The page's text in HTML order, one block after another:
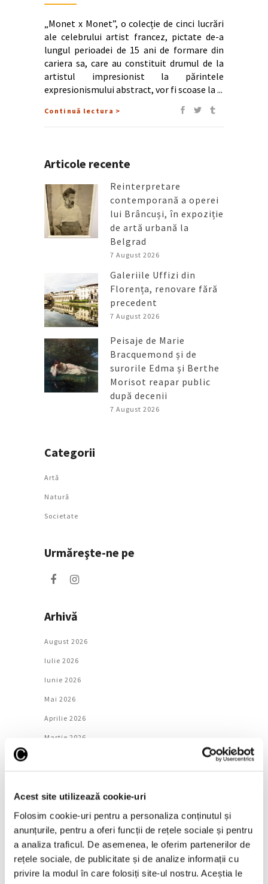
Acest site utilizează cookie-uri
Folosim cookie-uri pentru a personaliza conținutul și
anunțurile, pentru a oferi funcții de rețele sociale și pentru
a analiza traficul. De asemenea, le oferim partenerilor de
rețele sociale, de publicitate și de analize informații cu
privire la modul în care folosiți site-ul nostru. Aceștia le
„Monet x Monet”, o colecție de cinci lucrări
ale celebrului artist francez, pictate de-a
lungul perioadei de 15 ani de formare din
cariera sa, care au constituit drumul de la
artistul impresionist la părintele
expresionismului abstract, vor fi scoase la
Continuă lectura >
Articole recente
Reinterpretare
contemporană a operei
lui Brâncuși, în expoziție
de artă urbană la
Belgrad
7 August 2026
Galeriile Uffizi din
Florența, renovare fără
precedent
7 August 2026
Peisaje de Marie
Bracquemond și de
surorile Edma și Berthe
Morisot reapar public
după decenii
7 August 2026
Categorii
Artǎ
Natură
Societate
Urmăreşte-ne pe
Arhivă
August 2026
Iulie 2026
Iunie 2026
Mai 2026
Aprilie 2026
Martie 2026
Decembrie 2025
Noiembrie 2025
Octombrie 2025
August 2025